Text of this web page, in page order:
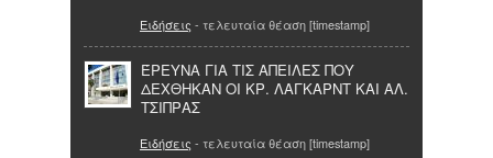
Ειδήσεις - τελευταία θέαση [timestamp]
ΈΡΕΥΝΑ ΓΙΑ ΤΙΣ ΑΠΕΙΛΕΣ ΠΟΥ
ΔΕΧΘΗΚΑΝ ΟΙ ΚΡ. ΛΑΓΚΑΡΝΤ ΚΑΙ ΑΛ.
ΤΣΙΠΡΑΣ
Ειδήσεις - τελευταία θέαση [timestamp]